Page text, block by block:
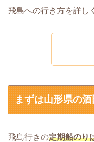
飛島への行き方を詳し
まずは山形県の
飛島行きの定期船のり